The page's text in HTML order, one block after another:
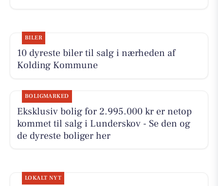
BILER
10 dyreste biler til salg i nærheden af
Kolding Kommune
BOLIGMARKED
Eksklusiv bolig for 2.995.000 kr er netop
kommet til salg i Lunderskov - Se den og
de dyreste boliger her
LOKALT NYT